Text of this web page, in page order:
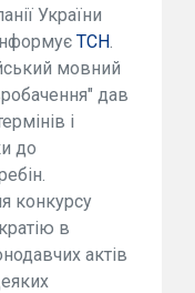
України
ТСН.
мовний
дав
і
до
конкурсу
в
актів